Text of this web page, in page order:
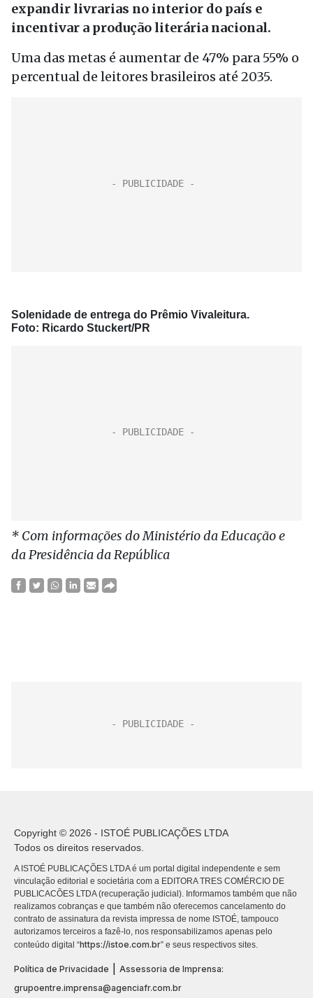
expandir livrarias no interior do país e
incentivar a produção literária nacional.
Uma das metas é aumentar de 47% para 55% o
percentual de leitores brasileiros até 2035.
Solenidade de entrega do Prêmio Vivaleitura.
Foto: Ricardo Stuckert/PR
* Com informações do Ministério da Educação e
da Presidência da República
Copyright © 2026 - ISTOÉ PUBLICAÇÕES LTDA
Todos os direitos reservados.
A ISTOÉ PUBLICAÇÕES LTDA é um portal digital independente e sem
vinculação editorial e societária com a EDITORA TRES COMÉRCIO DE
PUBLICACÕES LTDA (recuperação judicial). Informamos também que não
realizamos cobranças e que também não oferecemos cancelamento do
contrato de assinatura da revista impressa de nome ISTOÉ, tampouco
autorizamos terceiros a fazê-lo, nos responsabilizamos apenas pelo
conteúdo digital “https://istoe.com.br” e seus respectivos sites.
Política de Privacidade
Assessoria de Imprensa:
grupoentre.imprensa@agenciafr.com.br